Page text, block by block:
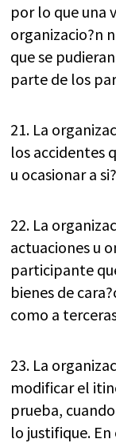
por lo que una
organizacio?n
que se
parte de los
21. La
los accidentes
u ocasionar a
22. La
actuaciones u
participante
bienes de
como a
23. La
modificar el
prueba,
lo justifique.